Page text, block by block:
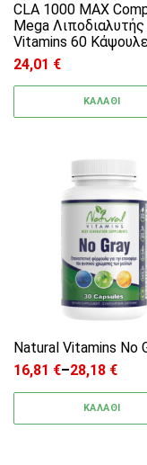
CLA 1000 MAX
Mega Λιποδιαλυτής
Vitamins 60
24,01 €
ΚΑΛΑΘΙ
Natural Vitamins No
16,81 €–28,18 €
Price range: 16,81
ΚΑΛΑΘΙ
Αυτό το